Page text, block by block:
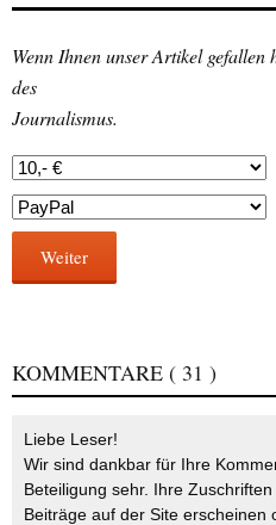
Wenn Ihnen unser Artikel gefallen
des
Journalismus.
Weiter
KOMMENTARE ( 31 )
Liebe Leser!
Wir sind dankbar für Ihre
Beteiligung sehr. Ihre
Beiträge auf der Site erscheinen